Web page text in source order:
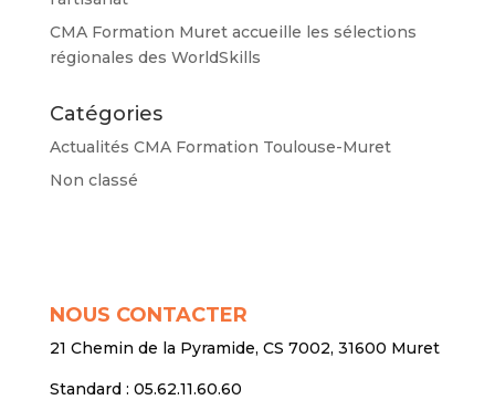
CMA Formation Muret accueille les sélections
régionales des WorldSkills
Catégories
Actualités CMA Formation Toulouse-Muret
Non classé
NOUS CONTACTER
21 Chemin de la Pyramide, CS 7002, 31600 Muret
Standard : 05.62.11.60.60